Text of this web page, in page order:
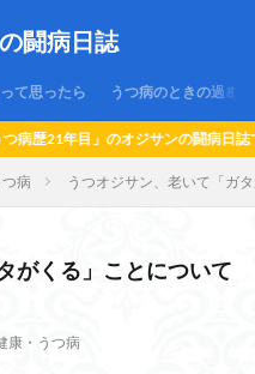
闘病日誌
て思ったら うつ病のときの過ご
ジサンの闘病日誌です！「うつ病」
病 うつオジサン、老いて「ガ
がくる」ことについて
康・うつ病